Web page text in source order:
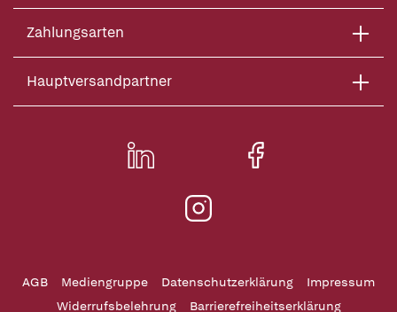
Zahlungsarten
Hauptversandpartner
AGB Mediengruppe Datenschutzerklärung
Impressum
Widerrufsbelehrung
Barrierefreiheitserklärung